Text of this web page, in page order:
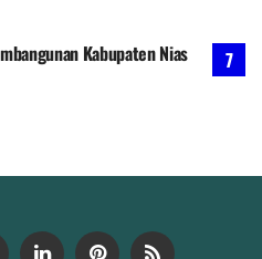
Kabupaten Nias